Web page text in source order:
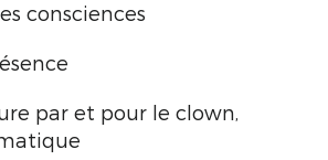
consciences
par et pour le clown,